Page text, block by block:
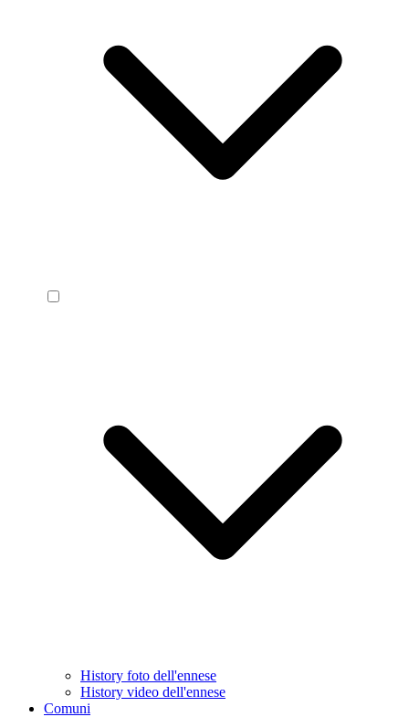
History foto dell'ennese
History video dell'ennese
Comuni